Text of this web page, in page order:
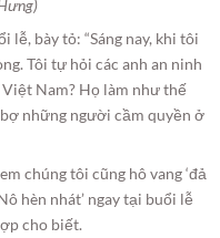
bày tỏ: “Sáng nay, khi tôi
Tôi tự hỏi các anh an ninh
Việt Nam? Họ làm như thế
những người cầm quyền ở
chúng tôi cũng hô vang ‘đả
hèn nhát’ ngay tại buổi lễ
cho biết.